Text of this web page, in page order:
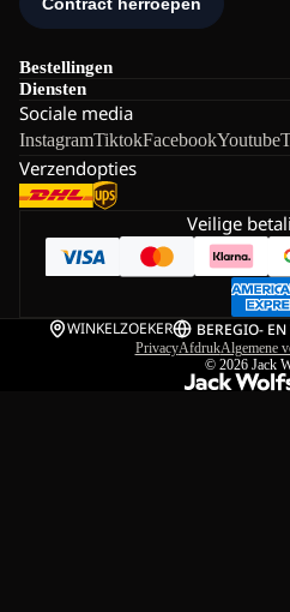
Bestellingen
Diensten
Sociale media
InstagramTiktokFacebookYoutube
Verzendopties
Veilige
WINKELZOEKER BEREGIO-
PrivacyAfdrukAlgemene
© 2026 Jack